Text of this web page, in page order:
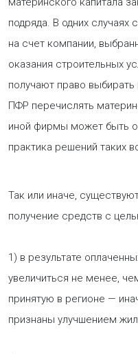
подряда. В одних случаях
на счет компании,
оказания строительных
получают право
ПФР перечислять
иной фирмы может быть
практика решений таких
Так или иначе,
получение средств с
1) в результате
увеличиться не менее,
принятую в регионе —
признаны улучшением